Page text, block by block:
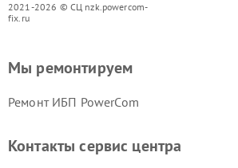
2021-2026 © СЦ nzk.powercom-
fix.ru
Мы ремонтируем
Ремонт ИБП PowerCom
Контакты сервис центра